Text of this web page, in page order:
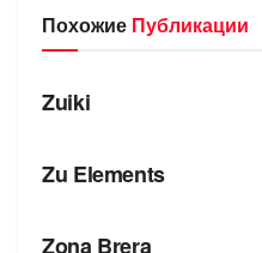
Похожие Публикации
БРЕНДЫ
Zuiki
Zu Elements
Zona Brera